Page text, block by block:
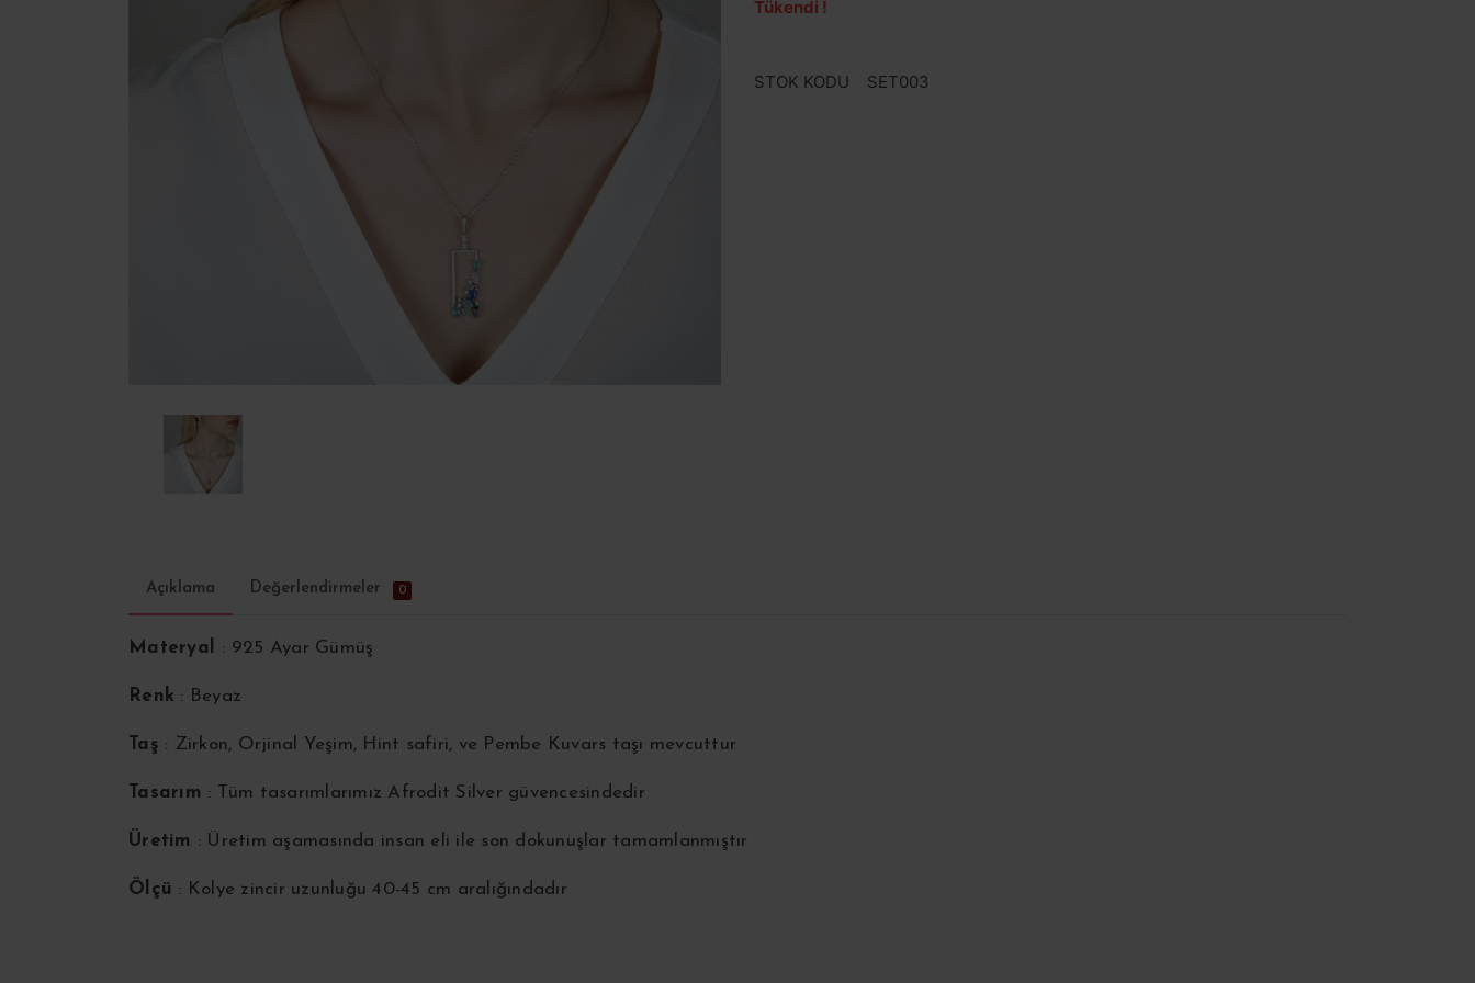
Tükendi !
STOK KODU SET003
Açıklama Değerlendirmeler 0
Materyal : 925 Ayar Gümüş
Renk : Beyaz
Taş : Zirkon, Orjinal Yeşim, Hint safiri, ve Pembe Kuvars taşı mevcuttur
Tasarım : Tüm tasarımlarımız Afrodit Silver güvencesindedir
Üretim : Üretim aşamasında insan eli ile son dokunuşlar tamamlanmıştır
Ölçü : Kolye zincir uzunluğu 40-45 cm aralığındadır